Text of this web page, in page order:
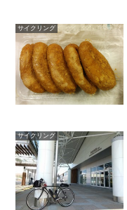
サイクリング
サイクリング